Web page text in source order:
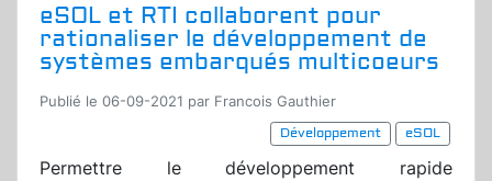
eSOL et RTI collaborent pour
rationaliser le développement de
systèmes embarqués multicoeurs
Publié le 06-09-2021 par Francois Gauthier
Développement
eSOL
Permettre le développement rapide